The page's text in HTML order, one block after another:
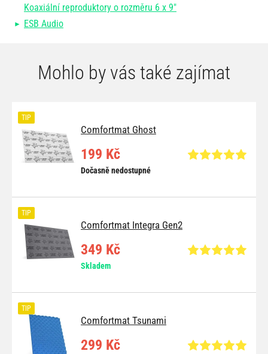
Koaxiální reproduktory o rozměru 6 x 9"
ESB Audio
Mohlo by vás také zajímat
Comfortmat Ghost
TIP
199 Kč
Dočasně nedostupné
Comfortmat Integra Gen2
TIP
349 Kč
Skladem
Comfortmat Tsunami
TIP
299 Kč